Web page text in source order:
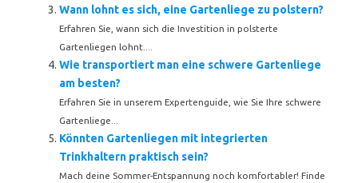
Wann lohnt es sich, eine Gartenliege zu polstern?
Erfahren Sie, wann sich die Investition in polsterte
Gartenliegen lohnt....
Wie transportiert man eine schwere Gartenliege
am besten?
Erfahren Sie in unserem Expertenguide, wie Sie Ihre schwere
Gartenliege...
Könnten Gartenliegen mit integrierten
Trinkhaltern praktisch sein?
Mach deine Sommer-Entspannung noch komfortabler! Finde